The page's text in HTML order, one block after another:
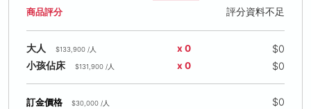
商品評分 評分資料不足
大人 $133,900 /人 x 0 $0
小孩佔床 $131,900 /人 x 0 $0
訂金價格 $30,000 /人 $0